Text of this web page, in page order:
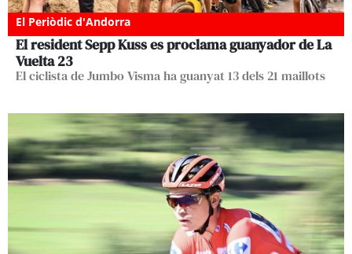
El Periòdic d'Andorra
El resident Sepp Kuss es proclama guanyador de La
Vuelta 23
El ciclista de Jumbo Visma ha guanyat 13 dels 21 maillots